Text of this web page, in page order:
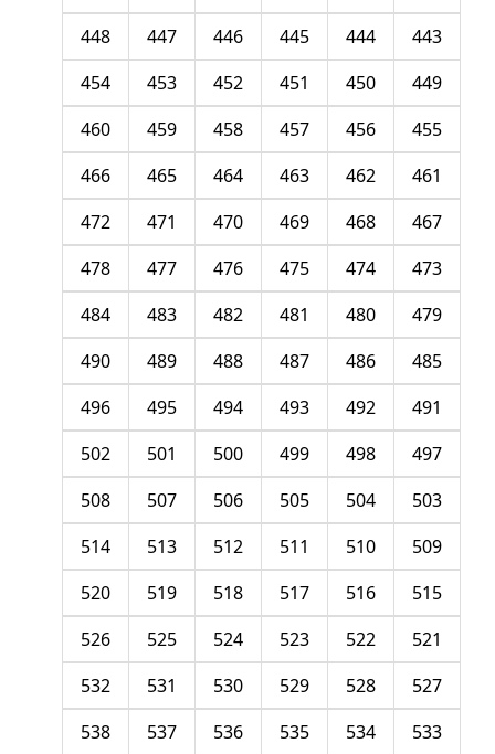
443
444
445
446
447
448
449
450
451
452
453
454
455
456
457
458
459
460
461
462
463
464
465
466
467
468
469
470
471
472
473
474
475
476
477
478
479
480
481
482
483
484
485
486
487
488
489
490
491
492
493
494
495
496
497
498
499
500
501
502
503
504
505
506
507
508
509
510
511
512
513
514
515
516
517
518
519
520
521
522
523
524
525
526
527
528
529
530
531
532
533
534
535
536
537
538